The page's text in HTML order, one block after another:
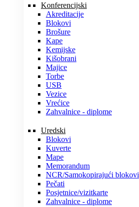
Konferencijski
Akreditacije
Blokovi
Brošure
Kape
Kemijske
Kišobrani
Majice
Torbe
USB
Vezice
Vrećice
Zahvalnice - diplome
Uredski
Blokovi
Kuverte
Mape
Memorandum
NCR/Samokopirajući blokovi
Pečati
Posjetnice/vizitkarte
Zahvalnice - diplome